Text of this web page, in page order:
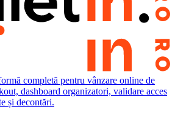
completă pentru vânzare online de
dashboard organizatori, validare acces
și decontări.